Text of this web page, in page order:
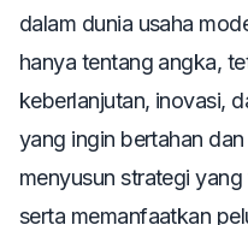
dalam dunia usaha
hanya tentang angka,
keberlanjutan, inovasi,
yang ingin bertahan
menyusun strategi
serta memanfaatkan